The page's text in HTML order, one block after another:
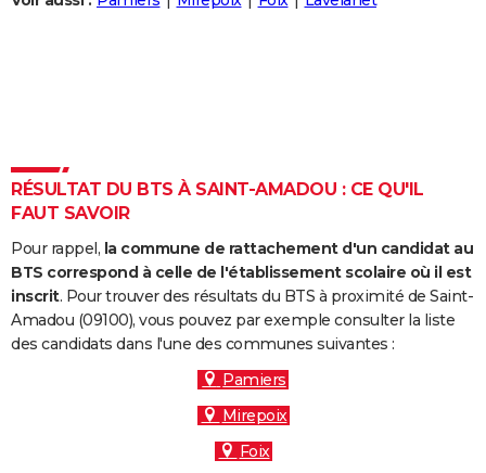
Carte de Noël
Carte Bonne année
Carte Saint-Valentin
Carte Pâques
Carte d'anniversaire
Dictionnaire
Biographies
Citations
Expressions
Proverbes
PROGRAMME TV
COPAINS D'AVANT
S'inscrire
Se connecter
Lycées
Collèges
Primaires
Universités
Entreprises
Service militaire
Avis de recherche
AVIS DE DÉCÈS
RÉSULTAT DU BTS À SAINT-AMADOU : CE QU'IL
FAUT SAVOIR
Pour rappel, la commune de rattachement d'un candidat au
BTS correspond à celle de l'établissement scolaire où il est
inscrit. Pour trouver des résultats du BTS à proximité de Saint-
Amadou (09100), vous pouvez par exemple consulter la liste
des candidats dans l'une des communes suivantes :
Pamiers
Mirepoix
Foix